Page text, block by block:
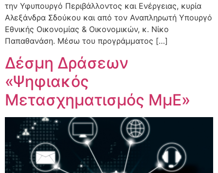
την Υφυπουργό Περιβάλλοντος και Ενέργειας, κυρία
Αλεξάνδρα Σδούκου και από τον Αναπληρωτή Υπουργό
Εθνικής Οικονομίας & Οικονομικών, κ. Νίκο
Παπαθανάση. Μέσω του προγράμματος […]
Δέσμη Δράσεων
«Ψηφιακός
Μετασχηματισμός ΜμΕ»